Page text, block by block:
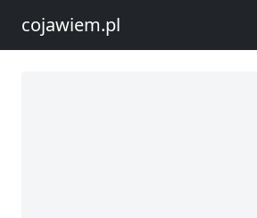
cojawiem.pl